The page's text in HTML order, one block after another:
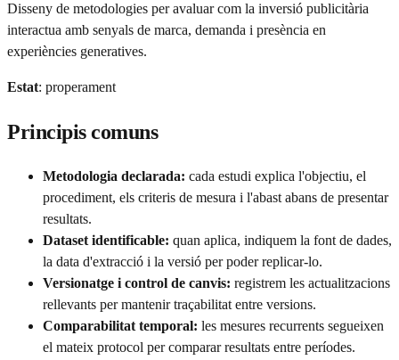
Disseny de metodologies per avaluar com la inversió publicitària
interactua amb senyals de marca, demanda i presència en
experiències generatives.
Estat: properament
Principis comuns
Metodologia declarada: cada estudi explica l'objectiu, el
procediment, els criteris de mesura i l'abast abans de presentar
resultats.
Dataset identificable: quan aplica, indiquem la font de dades,
la data d'extracció i la versió per poder replicar-lo.
Versionatge i control de canvis: registrem les actualitzacions
rellevants per mantenir traçabilitat entre versions.
Comparabilitat temporal: les mesures recurrents segueixen
el mateix protocol per comparar resultats entre períodes.